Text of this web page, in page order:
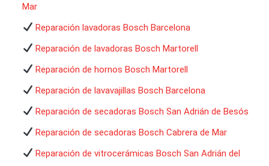
Mar
Reparación lavadoras Bosch Barcelona
Reparación de lavadoras Bosch Martorell
Reparación de hornos Bosch Martorell
Reparación de lavavajillas Bosch Barcelona
Reparación de secadoras Bosch San Adrián de Besós
Reparación de secadoras Bosch Cabrera de Mar
Reparación de vitrocerámicas Bosch San Adrián del